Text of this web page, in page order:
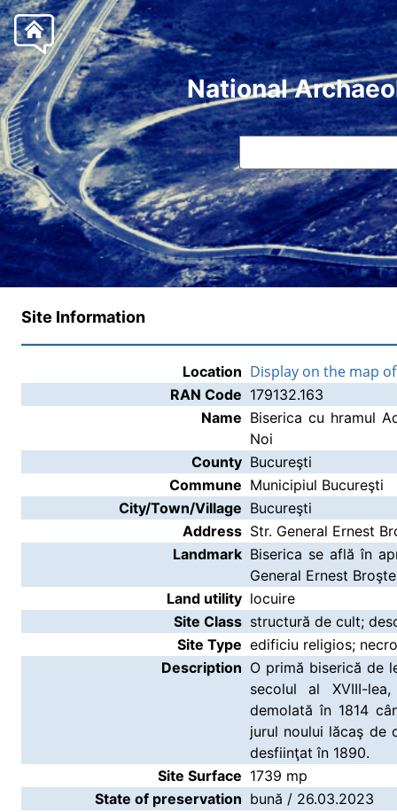
National
Site Information
Location Display on the map
RAN Code 179132.163
Name Biserica cu hramul
Noi
County Bucureşti
Commune Municipiul Bucureşti
City/Town/Village Bucureşti
Address Str. General Ernest
Landmark Biserica se află în
General Ernest
Land utility locuire
Site Class structură de cult;
Site Type edificiu religios;
Description O primă biserică de
secolul al XVIII-
demolată în 1814
jurul noului lăcaş de
desfiinţat în 1890.
Site Surface 1739 mp
State of preservation bună / 26.03.2023